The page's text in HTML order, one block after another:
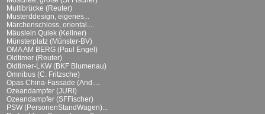
Multibrücke (Reuter)
Musterddesign, eigenes...
Märchenschloss, oriental....
Mäuslein Quiek (Kellner)
Münsterplatz (Münster-BV)
OMA AM BERG (Paul Engel)
Oldtimer (Reuter)
Oldtimer-LKW (BKF Blumenau)
Omnibus (C. Fritzsche)
Opas China-Fassade (And....
Ozeandampfer (JURI)
Ozeandampfer (SFFischer)
PSW (PersonenStandWagen)...